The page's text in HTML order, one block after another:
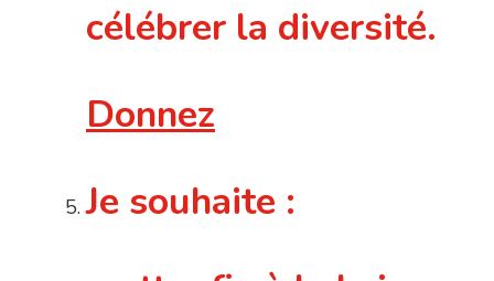
célébrer la diversité.
Donnez
Je souhaite :